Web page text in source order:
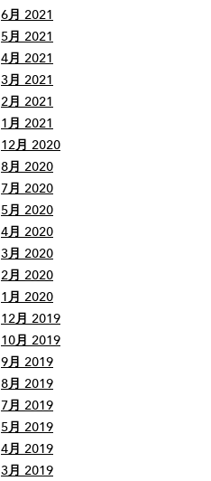
6月 2021
5月 2021
4月 2021
3月 2021
2月 2021
1月 2021
12月 2020
8月 2020
7月 2020
5月 2020
4月 2020
3月 2020
2月 2020
1月 2020
12月 2019
10月 2019
9月 2019
8月 2019
7月 2019
5月 2019
4月 2019
3月 2019